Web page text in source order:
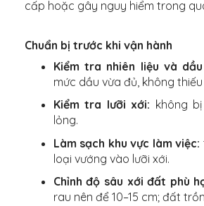
cấp hoặc gây nguy hiểm trong
Chuẩn bị trước khi vận hành
Kiểm tra nhiên liệu và
mức dầu vừa đủ, không
Kiểm tra lưỡi xới: không
lỏng.
Làm sạch khu vực làm việc:
loại vướng vào lưỡi xới.
Chỉnh độ sâu xới đất phù
rau nên để 10–15 cm; đất